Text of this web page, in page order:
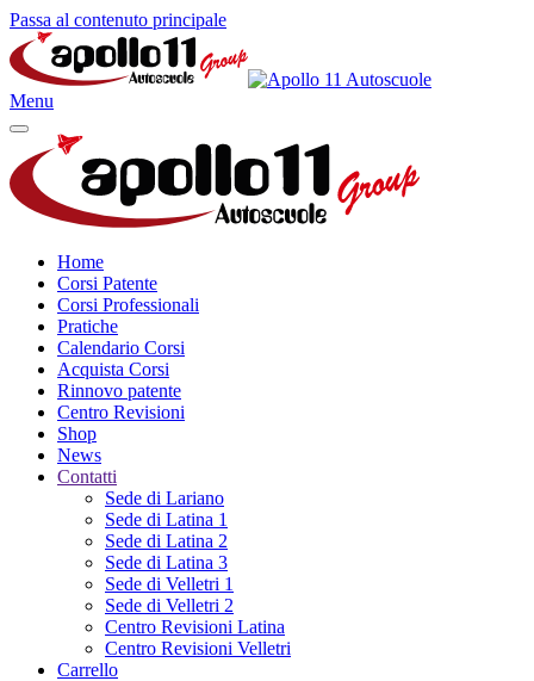
Passa al contenuto principale
Menu
Home
Corsi Patente
Corsi Professionali
Pratiche
Calendario Corsi
Acquista Corsi
Rinnovo patente
Centro Revisioni
Shop
News
Contatti
Sede di Lariano
Sede di Latina 1
Sede di Latina 2
Sede di Latina 3
Sede di Velletri 1
Sede di Velletri 2
Centro Revisioni Latina
Centro Revisioni Velletri
Carrello